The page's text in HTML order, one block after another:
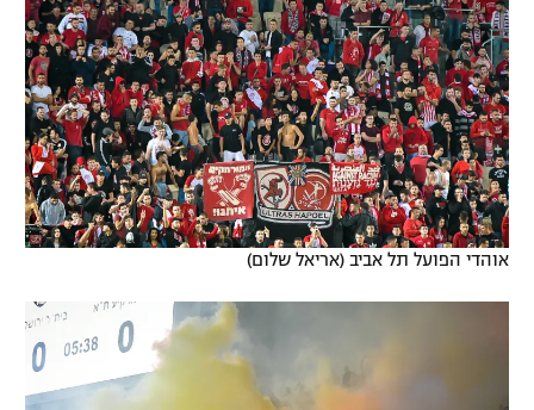
אוהדי הפועל תל אביב (אריאל שלום)